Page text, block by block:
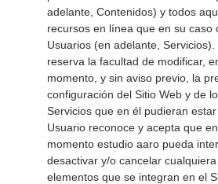
adelante, Contenidos) y todos
recursos en línea que en su caso
Usuarios (en adelante,
reserva la facultad de modificar,
momento, y sin aviso previo, la
configuración del Sitio Web y de
Servicios que en él pudieran
Usuario reconoce y acepta que
momento estudio aaro pueda
desactivar y/o cancelar
elementos que se integran en el